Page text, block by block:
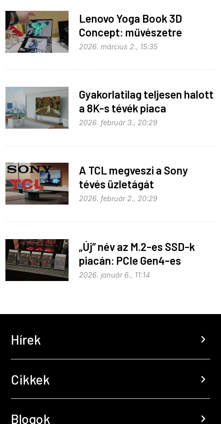
Lenovo Yoga Book 3D
Concept: művészetre
fejlesztve
2026. március 2., 15:35
Gyakorlatilag teljesen halott
a 8K-s tévék piaca
2026. február 3., 20:29
A TCL megveszi a Sony
tévés üzletágát
2026. február 2., 20:29
„Új” név az M.2-es SSD-k
piacán: PCIe Gen4-es
meghajtókkal jelentkezett a
2026. január 6., 11:14
Hírek chevron_right
Cikkek chevron_right
Blogok chevron_right